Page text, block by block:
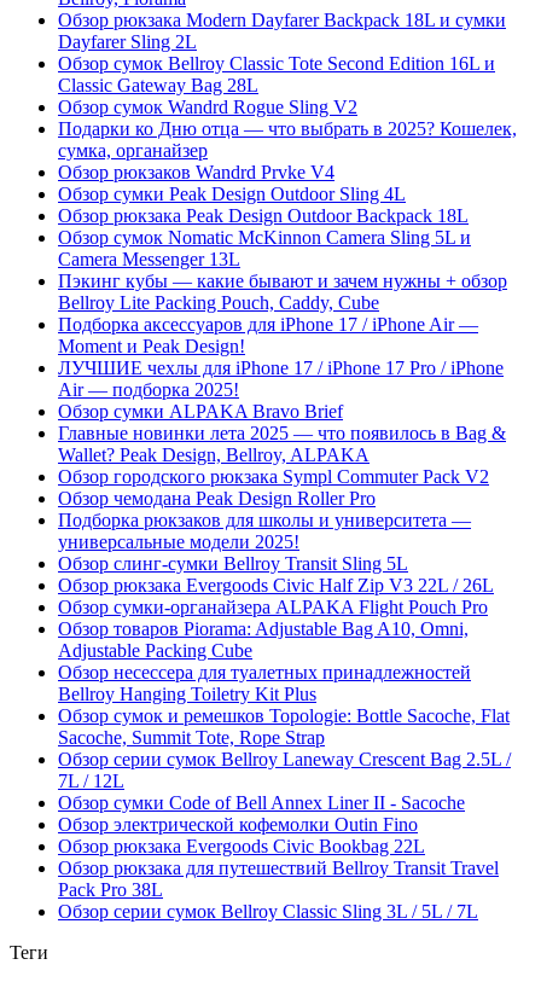
Обзор рюкзака Modern Dayfarer Backpack 18L и сумки
Dayfarer Sling 2L
Обзор сумок Bellroy Classic Tote Second Edition 16L и
Classic Gateway Bag 28L
Обзор сумок Wandrd Rogue Sling V2
Подарки ко Дню отца — что выбрать в 2025? Кошелек,
сумка, органайзер
Обзор рюкзаков Wandrd Prvke V4
Обзор сумки Peak Design Outdoor Sling 4L
Обзор рюкзака Peak Design Outdoor Backpack 18L
Обзор сумок Nomatic McKinnon Camera Sling 5L и
Camera Messenger 13L
Пэкинг кубы — какие бывают и зачем нужны + обзор
Bellroy Lite Packing Pouch, Caddy, Cube
Подборка аксессуаров для iPhone 17 / iPhone Air —
Moment и Peak Design!
ЛУЧШИЕ чехлы для iPhone 17 / iPhone 17 Pro / iPhone
Air — подборка 2025!
Обзор сумки ALPAKA Bravo Brief
Главные новинки лета 2025 — что появилось в Bag &
Wallet? Peak Design, Bellroy, ALPAKA
Обзор городского рюкзака Sympl Commuter Pack V2
Обзор чемодана Peak Design Roller Pro
Подборка рюкзаков для школы и университета —
универсальные модели 2025!
Обзор слинг-сумки Bellroy Transit Sling 5L
Обзор рюкзака Evergoods Civic Half Zip V3 22L / 26L
Обзор сумки-органайзера ALPAKA Flight Pouch Pro
Обзор товаров Piorama: Adjustable Bag A10, Omni,
Adjustable Packing Cube
Обзор несессера для туалетных принадлежностей
Bellroy Hanging Toiletry Kit Plus
Обзор сумок и ремешков Topologie: Bottle Sacoche, Flat
Sacoche, Summit Tote, Rope Strap
Обзор серии сумок Bellroy Laneway Crescent Bag 2.5L /
7L / 12L
Обзор сумки Code of Bell Annex Liner II - Sacoche
Обзор электрической кофемолки Outin Fino
Обзор рюкзака Evergoods Civic Bookbag 22L
Обзор рюкзака для путешествий Bellroy Transit Travel
Pack Pro 38L
Обзор серии сумок Bellroy Classic Sling 3L / 5L / 7L
Теги